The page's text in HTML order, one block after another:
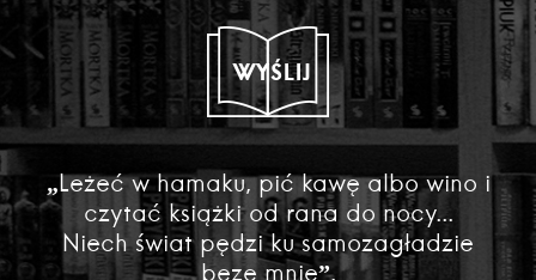
WYŚLIJ
„Leżeć w hamaku, pić kawę albo wino i
czytać książki od rana do nocy...
Niech świat pędzi ku samozagładzie
beze mnie”.